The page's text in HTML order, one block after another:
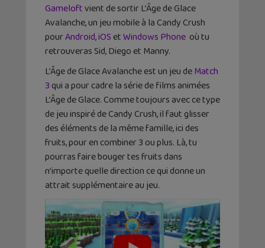
Gameloftvient de sortir L’Âge de Glace
Avalanche, un jeu mobile à la Candy Crush
pourAndroid,iOS etWindows Phone où tu
retrouveras Sid, Diego et Manny.
L’Âge de Glace Avalanche est un jeu deMatch
3 qui a pour cadre la série de films animées
L’Âge de Glace. Comme toujours avec ce type
de jeu inspiré de Candy Crush, il faut glisser
des éléments de la même famille, ici des
fruits, pour en combiner 3 ou plus. Là, tu
pourras faire bouger tes fruits dans
n’importe quelle direction ce qui donne un
attrait supplémentaire au jeu.